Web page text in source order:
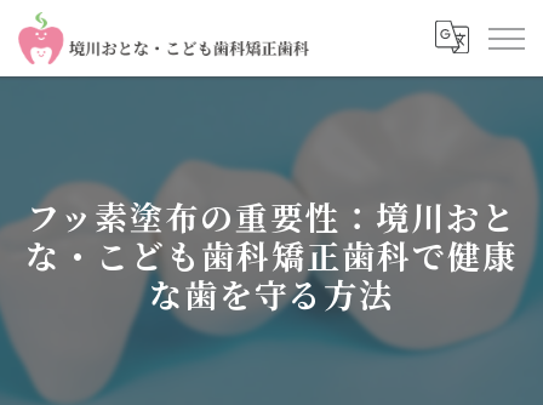
フッ素塗布の重要性：境川おと
な・こども歯科矯正歯科で健康
な歯を守る方法